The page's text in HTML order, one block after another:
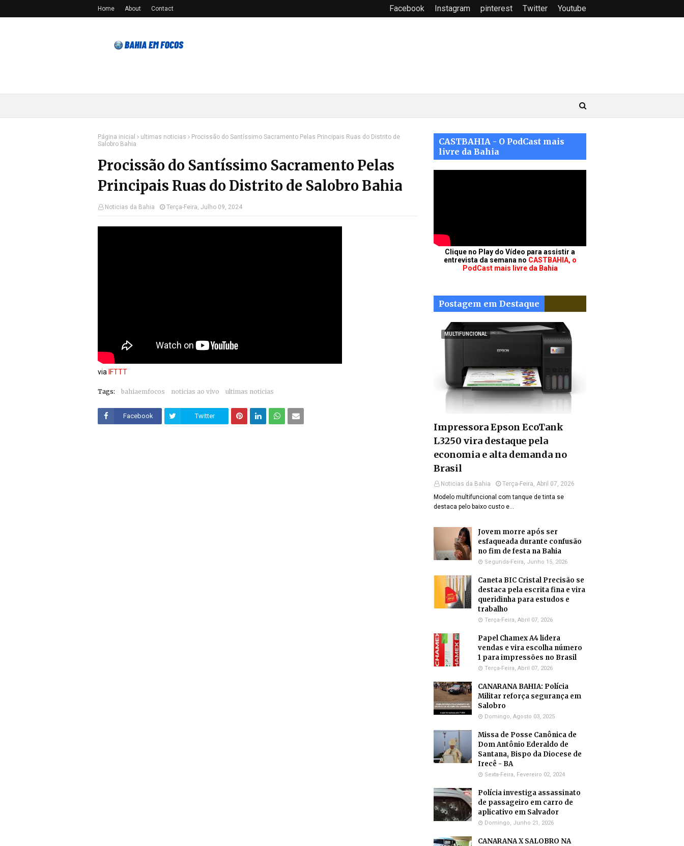
Home About Contact Facebook Instagram pinterest Twitter Youtube
Página inicial ultimas noticias
Procissão do Santíssimo Sacramento Pelas Principais Ruas do Distrito de
Salobro Bahia
Procissão do Santíssimo Sacramento Pelas
Principais Ruas do Distrito de Salobro Bahia
Noticias da Bahia Terça-Feira, Julho 09, 2024
via IFTTT
Tags: bahiaemfocos noticias ao vivo ultimas noticias
Facebook Twitter
CASTBAHIA - O PodCast mais
livre da Bahia
Clique no Play do Vídeo para assistir a
entrevista da semana no CASTBAHIA, o
PodCast mais livre da Bahia
Postagem em Destaque
MULTIFUNCIONAL
Impressora Epson EcoTank
L3250 vira destaque pela
economia e alta demanda no
Brasil
Noticias da Bahia
Terça-Feira, Abril 07, 2026
Modelo multifuncional com tanque de tinta se
destaca pelo baixo custo e…
Jovem morre após ser
esfaqueada durante confusão
no fim de festa na Bahia
Segunda-Feira, Junho 15, 2026
Caneta BIC Cristal Precisão se
destaca pela escrita fina e vira
queridinha para estudos e
trabalho
Terça-Feira, Abril 07, 2026
Papel Chamex A4 lidera
vendas e vira escolha número
1 para impressões no Brasil
Terça-Feira, Abril 07, 2026
CANARANA BAHIA: Polícia
Militar reforça segurança em
Salobro
Domingo, Agosto 03, 2025
Missa de Posse Canônica de
Dom Antônio Ederaldo de
Santana, Bispo da Diocese de
Irecê - BA
Sexta-Feira, Fevereiro 02, 2024
Polícia investiga assassinato
de passageiro em carro de
aplicativo em Salvador
Domingo, Junho 21, 2026
CANARANA X SALOBRO NA